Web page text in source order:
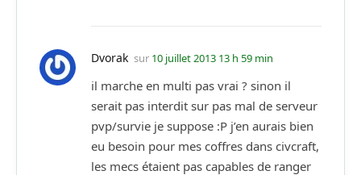
Dvorak sur 10 juillet 2013 13 h 59 min
il marche en multi pas vrai ? sinon il
serait pas interdit sur pas mal de serveur
pvp/survie je suppose :P j’en aurais bien
eu besoin pour mes coffres dans civcraft,
les mecs étaient pas capables de ranger